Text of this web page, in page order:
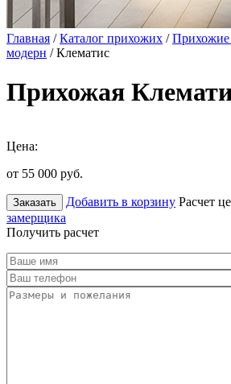
Главная /Каталог прихожих /Прихожие
модерн / Клематис
Прихожая
Цена:
от 55 000 руб.
Заказать Добавить в корзину Расчет
замерщика
Получить расчет